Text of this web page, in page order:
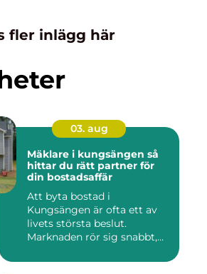
fler inlägg här
03. aug
Mäklare i kungsängen så
hittar du rätt partner för
din bostadsaffär
Att byta bostad i
Kungsängen är ofta ett av
livets största beslut.
Marknaden rör sig snabbt,